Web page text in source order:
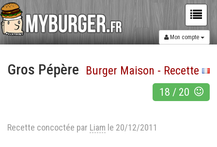
Mon compte
Gros Pépère Burger Maison - Recette
18 / 20
Recette concoctée par Liam le 20/12/2011